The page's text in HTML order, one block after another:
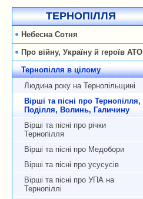
ТЕРНОПІЛЛЯ
Небесна Сотня
Про війну, Україну й героїв АТО
Тернопілля в цілому
Людина року на Тернопільщині
Вірші та пісні про Тернопілля,
Поділля, Волинь, Галичину
Вірші та пісні про річки
Тернопілля
Вірші та пісні про Медобори
Вірші та пісні про усусусів
Вірші та пісні про УПА на
Тернопіллі